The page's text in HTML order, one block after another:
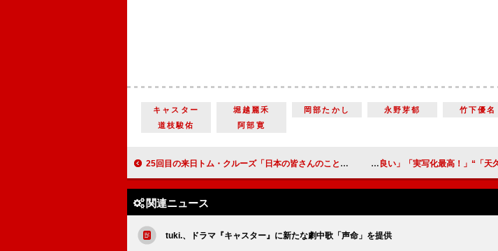
キャスター 堀越麗禾 岡部たかし 永野芽郁
竹下優名
道枝駿佑
阿部寛
25回目の来日トム・クルーズ「日本の皆さんのことが大好きです」 『ミッション：インポッシブル／ファイナル・レコニング』ジャパンプレミア
関連ニュース
tuki.、ドラマ『キャスター』に新たな劇中歌「声命」を提供